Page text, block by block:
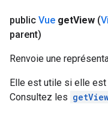
public Vue getView (
parent)
Renvoie une
Elle est utile si elle est
Consultez les